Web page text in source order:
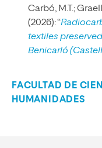
Carbó, M.T.;
(2026): “
textiles
Benicarló
FACULTAD DE
HUMANIDADES